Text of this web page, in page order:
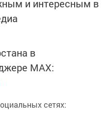
и интересным в
в
MАХ:
сетях: